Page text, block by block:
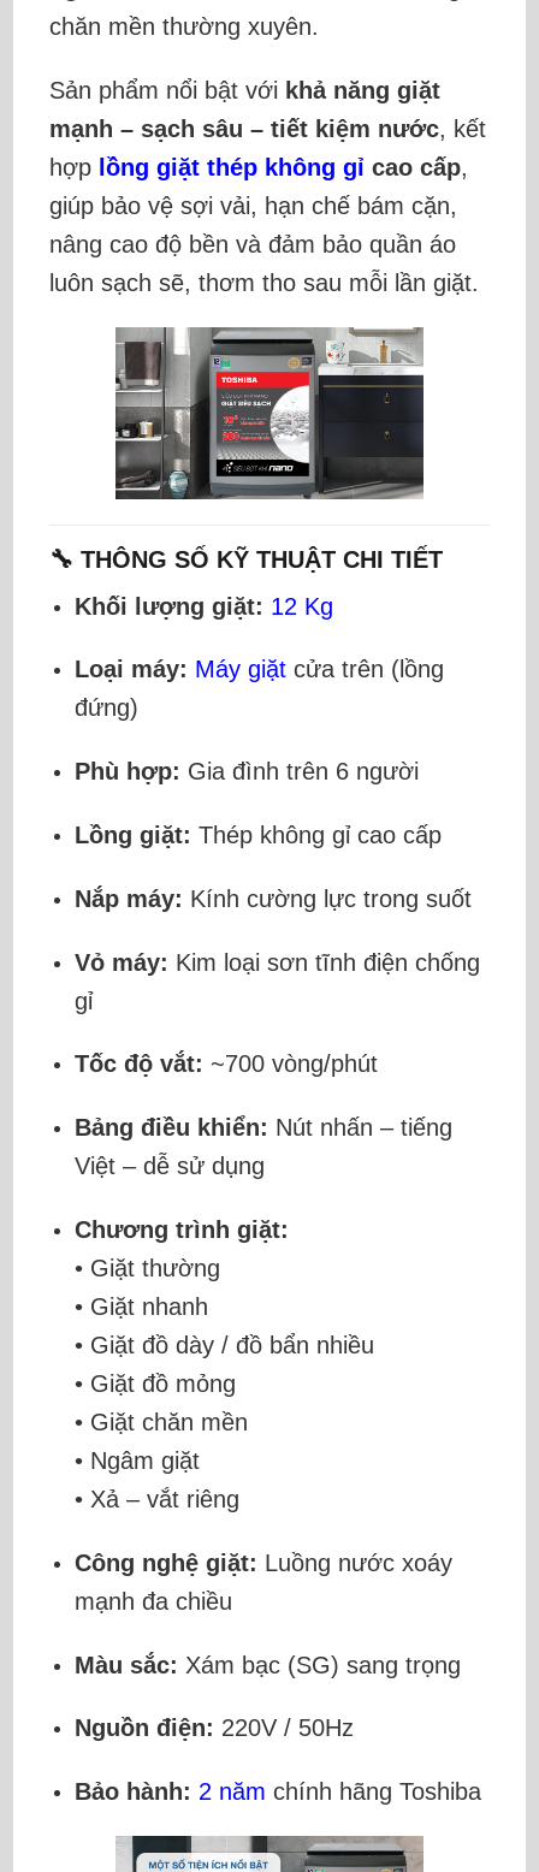
chăn mền thường xuyên.
Sản phẩm nổi bật với khả năng giặt
mạnh – sạch sâu – tiết kiệm nước, kết
hợp lồng giặt thép không gỉ cao cấp,
giúp bảo vệ sợi vải, hạn chế bám cặn,
nâng cao độ bền và đảm bảo quần áo
luôn sạch sẽ, thơm tho sau mỗi lần giặt.
🔧 THÔNG SỐ KỸ THUẬT CHI TIẾT
Khối lượng giặt: 12 Kg
Loại máy: Máy giặt cửa trên (lồng
đứng)
Phù hợp: Gia đình trên 6 người
Lồng giặt: Thép không gỉ cao cấp
Nắp máy: Kính cường lực trong suốt
Vỏ máy: Kim loại sơn tĩnh điện chống
gỉ
Tốc độ vắt: ~700 vòng/phút
Bảng điều khiển: Nút nhấn – tiếng
Việt – dễ sử dụng
Chương trình giặt:
• Giặt thường
• Giặt nhanh
• Giặt đồ dày / đồ bẩn nhiều
• Giặt đồ mỏng
• Giặt chăn mền
• Ngâm giặt
• Xả – vắt riêng
Công nghệ giặt: Luồng nước xoáy
mạnh đa chiều
Màu sắc: Xám bạc (SG) sang trọng
Nguồn điện: 220V / 50Hz
Bảo hành: 2 năm chính hãng Toshiba